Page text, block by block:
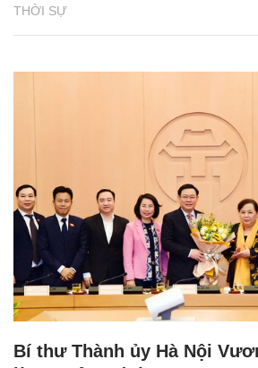
THỜI SỰ
Bí thư Thành ủy Hà Nội